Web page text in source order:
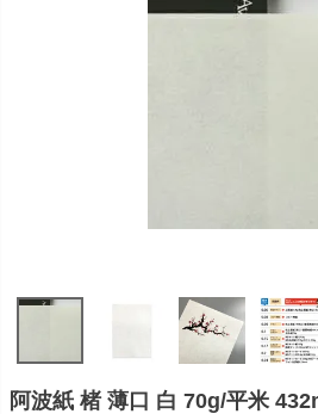
阿波紙 楮 薄口 白 70g/平米